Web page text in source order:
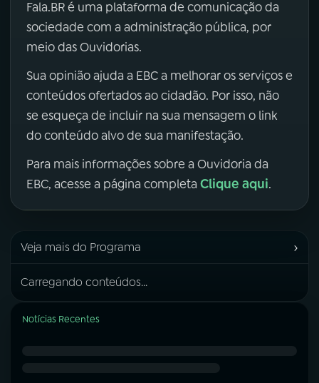
Fala.BR é uma plataforma de comunicação da
sociedade com a administração pública, por
meio das Ouvidorias.
Sua opinião ajuda a EBC a melhorar os serviços e
conteúdos ofertados ao cidadão. Por isso, não
se esqueça de incluir na sua mensagem o link
do conteúdo alvo de sua manifestação.
Para mais informações sobre a Ouvidoria da
EBC, acesse a página completa Clique aqui.
Veja mais do Programa ›
Carregando conteúdos...
Notícias Recentes